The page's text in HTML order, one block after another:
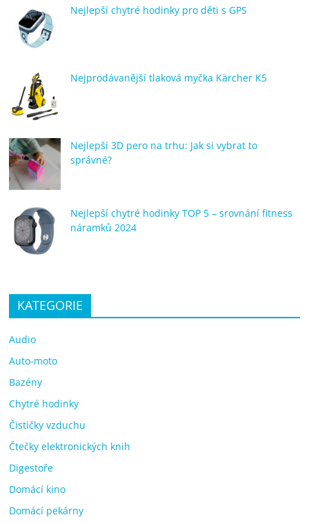
Nejlepší chytré hodinky pro děti s GPS
Nejprodávanější tlaková myčka Kärcher K5
Nejlepší 3D pero na trhu: Jak si vybrat to
správné?
Nejlepší chytré hodinky TOP 5 – srovnání fitness
náramků 2024
KATEGORIE
Audio
Auto-moto
Bazény
Chytré hodinky
Čističky vzduchu
Čtečky elektronických knih
Digestoře
Domácí kino
Domácí pekárny